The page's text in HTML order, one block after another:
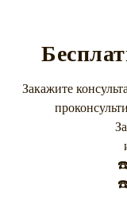
Закажите